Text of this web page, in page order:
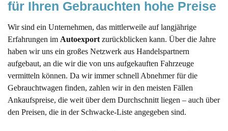
für Ihren Gebrauchten hohe Preise
Wir sind ein Unternehmen, das mittlerweile auf langjährige
Erfahrungen im Autoexport zurückblicken kann. Über die Jahre
haben wir uns ein großes Netzwerk aus Handelspartnern
aufgebaut, an die wir die von uns aufgekauften Fahrzeuge
vermitteln können. Da wir immer schnell Abnehmer für die
Gebrauchtwagen finden, zahlen wir in den meisten Fällen
Ankaufspreise, die weit über dem Durchschnitt liegen – auch über
den Preisen, die in der Schwacke-Liste angegeben sind.